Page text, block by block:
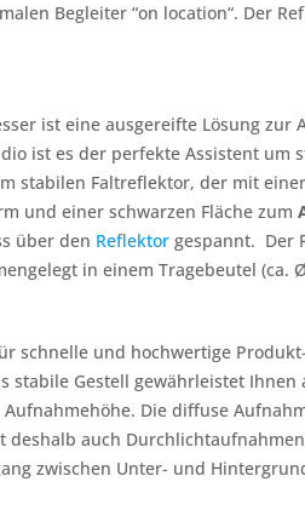
Begleiter “on location“. Der
ist eine ausgereifte Lösung
ist es der perfekte Assistent um
stabilen Faltreflektor, der mit
und einer schwarzen Fläche zum
über den Reflektor gespannt. Der
in einem Tragebeutel (ca.
schnelle und hochwertige
stabile Gestell gewährleistet
Die diffuse
auch
zwischen Unter- und